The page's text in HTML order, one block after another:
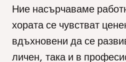
Ние насърчаваме
хората се чувстват
вдъхновени да се
личен, така и в